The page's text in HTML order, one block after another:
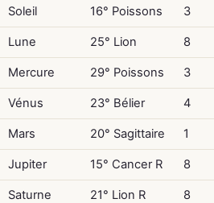
Soleil 16° Poissons 3
Lune 25° Lion 8
Mercure 29° Poissons 3
Vénus 23° Bélier 4
Mars 20° Sagittaire 1
Jupiter 15° Cancer R 8
Saturne 21° Lion R 8